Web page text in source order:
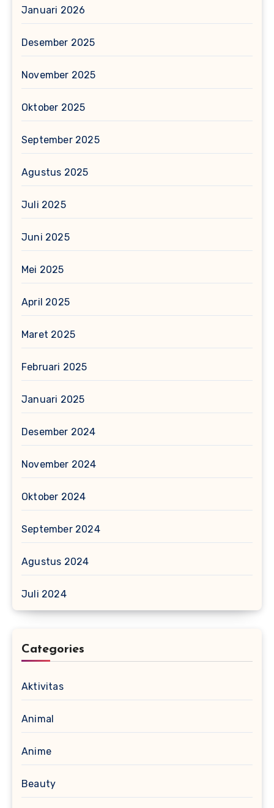
Januari 2026
Desember 2025
November 2025
Oktober 2025
September 2025
Agustus 2025
Juli 2025
Juni 2025
Mei 2025
April 2025
Maret 2025
Februari 2025
Januari 2025
Desember 2024
November 2024
Oktober 2024
September 2024
Agustus 2024
Juli 2024
Categories
Aktivitas
Animal
Anime
Beauty